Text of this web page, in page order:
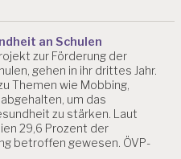
an Schulen
zur Förderung der
gehen in ihr drittes Jahr.
Themen wie Mobbing,
um das
zu stärken. Laut
29,6 Prozent der
betroffen gewesen. ÖVP-